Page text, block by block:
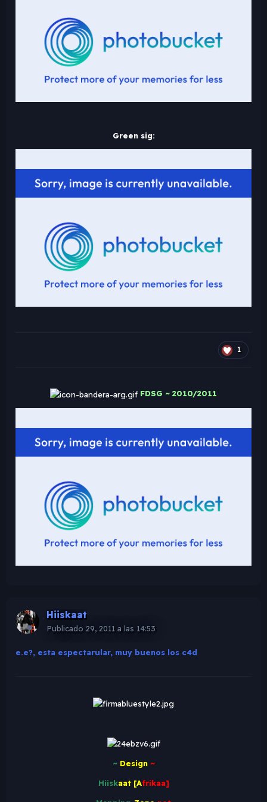
Green sig:
1
FDSG ~ 2010/2011
Hiiskaat
Publicado 29, 2011 a las 14:53
e.e?, esta espectarular, muy buenos los c4d
~ Design ~
Hiiskaat [Afrikaa]